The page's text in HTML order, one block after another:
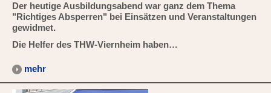
Der heutige Ausbildungsabend war ganz dem Thema
"Richtiges Absperren" bei Einsätzen und Veranstaltungen
gewidmet.
Die Helfer des THW-Viernheim haben…
mehr